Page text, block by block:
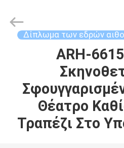
ΠΡΟΪΌΝΤΑ
ΠΕΡΊΠΟΥ
ΕΜΕΊΣ
Commercial
Co.,Ltd.
Δίπλωμα των εδρών
ARH-
Θέατρο
Τραπέζι Στο